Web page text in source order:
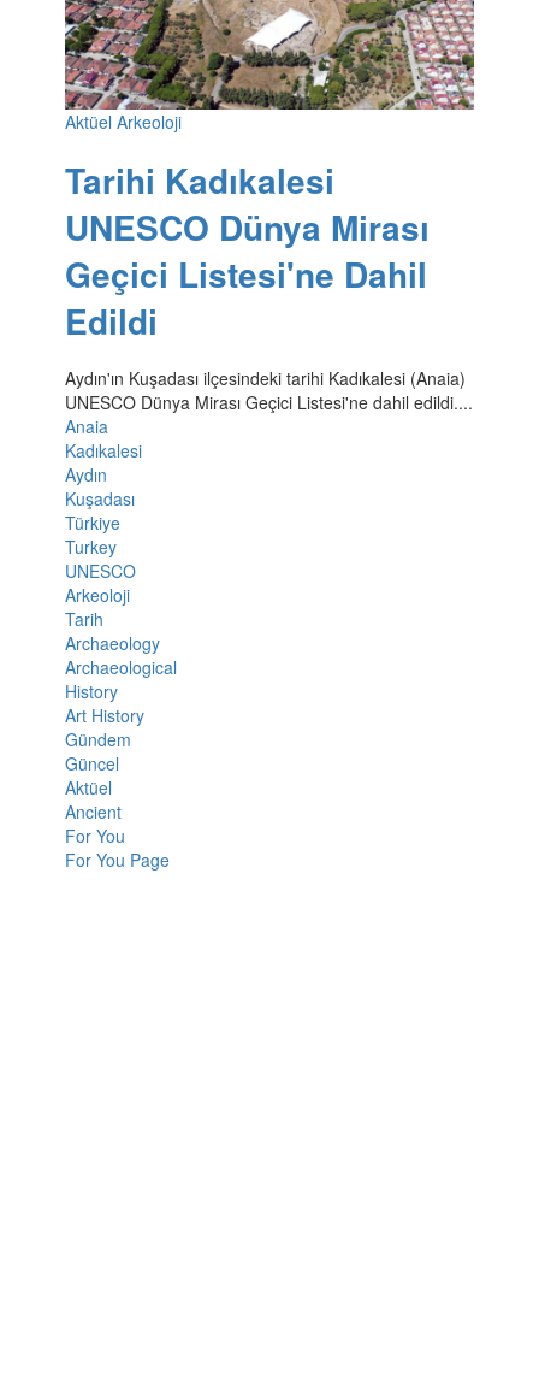
Aktüel Arkeoloji
Tarihi Kadıkalesi
UNESCO Dünya Mirası
Geçici Listesi'ne Dahil
Edildi
Aydın'ın Kuşadası ilçesindeki tarihi Kadıkalesi (Anaia)
UNESCO Dünya Mirası Geçici Listesi'ne dahil edildi....
Anaia
Kadıkalesi
Aydın
Kuşadası
Türkiye
Turkey
UNESCO
Arkeoloji
Tarih
Archaeology
Archaeological
History
Art History
Gündem
Güncel
Aktüel
Ancient
For You
For You Page